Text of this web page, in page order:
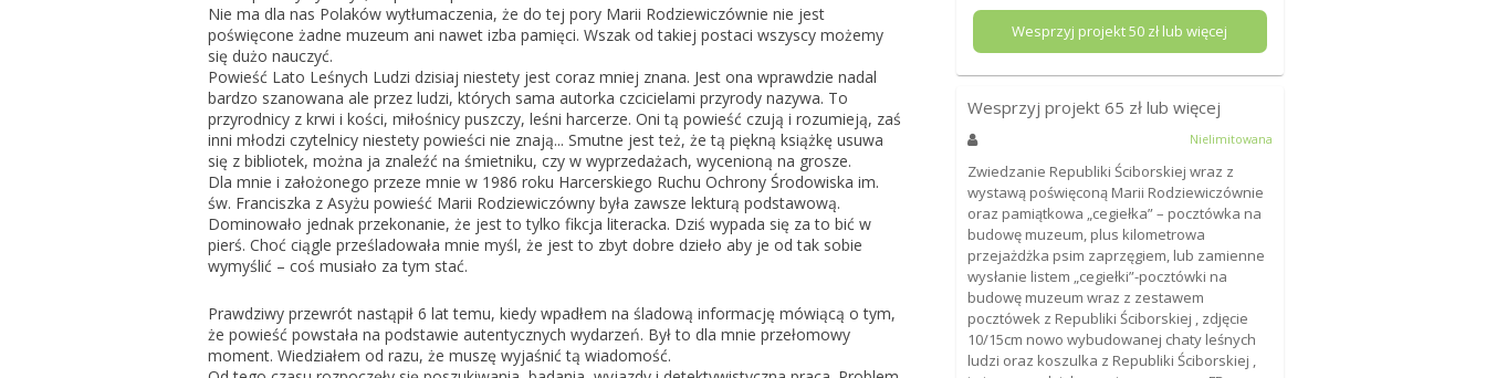
Nie ma dla nas Polaków wytłumaczenia, że do tej pory Marii Rodziewiczównie nie jest
poświęcone żadne muzeum ani nawet izba pamięci. Wszak od takiej postaci wszyscy możemy
się dużo nauczyć.
Powieść Lato Leśnych Ludzi dzisiaj niestety jest coraz mniej znana. Jest ona wprawdzie nadal
bardzo szanowana ale przez ludzi, których sama autorka czcicielami przyrody nazywa. To
przyrodnicy z krwi i kości, miłośnicy puszczy, leśni harcerze. Oni tą powieść czują i rozumieją, zaś
inni młodzi czytelnicy niestety powieści nie znają... Smutne jest też, że tą piękną książkę usuwa
się z bibliotek, można ja znaleźć na śmietniku, czy w wyprzedażach, wycenioną na grosze.
Dla mnie i założonego przeze mnie w 1986 roku Harcerskiego Ruchu Ochrony Środowiska im.
św. Franciszka z Asyżu powieść Marii Rodziewiczówny była zawsze lekturą podstawową.
Dominowało jednak przekonanie, że jest to tylko fikcja literacka. Dziś wypada się za to bić w
pierś. Choć ciągle prześladowała mnie myśl, że jest to zbyt dobre dzieło aby je od tak sobie
wymyślić – coś musiało za tym stać.
Prawdziwy przewrót nastąpił 6 lat temu, kiedy wpadłem na śladową informację mówiącą o tym,
że powieść powstała na podstawie autentycznych wydarzeń. Był to dla mnie przełomowy
moment. Wiedziałem od razu, że muszę wyjaśnić tą wiadomość.
Wesprzyj projekt50 zł lub więcej
Wesprzyj projekt65 zł lub więcej
Nielimitowana
Zwiedzanie Republiki Ściborskiej wraz z
wystawą poświęconą Marii Rodziewiczównie
oraz pamiątkowa „cegiełka” – pocztówka na
budowę muzeum, plus kilometrowa
przejażdżka psim zaprzęgiem, lub zamienne
wysłanie listem „cegiełki”-pocztówki na
budowę muzeum wraz z zestawem
pocztówek z Republiki Ściborskiej , zdjęcie
10/15cm nowo wybudowanej chaty leśnych
ludzi oraz koszulka z Republiki Ściborskiej ,